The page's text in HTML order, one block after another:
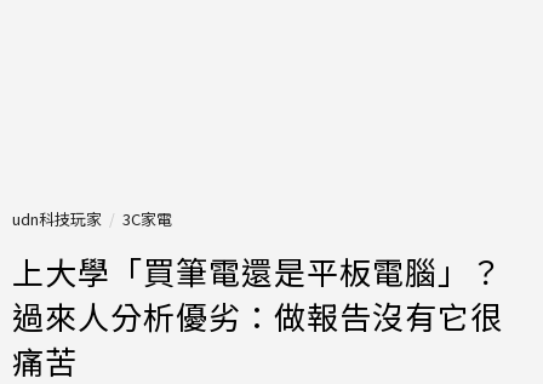
udn科技玩家 3C家電
上大學「買筆電還是平板電腦」？
過來人分析優劣：做報告沒有它很
痛苦